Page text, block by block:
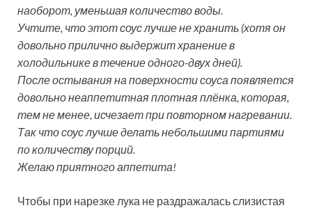
наоборот, уменьшая количество воды.
Учтите, что этот соус лучше не хранить (хотя он
довольно прилично выдержит хранение в
холодильнике в течение одного-двух дней).
После остывания на поверхности соуса появляется
довольно неаппетитная плотная плёнка, которая,
тем не менее, исчезает при повторном нагревании.
Так что соус лучше делать небольшими партиями
по количеству порций.
Желаю приятного аппетита!
Чтобы при нарезке лука не раздражалась слизистая